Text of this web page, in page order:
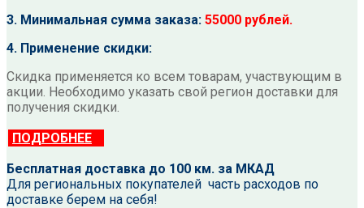
3. Минимальная сумма заказа: 55000 рублей.
4. Применение скидки:
Скидка применяется ко всем товарам, участвующим в
акции. Необходимо указать свой регион доставки для
получения скидки.
ПОДРОБНЕЕ
Бесплатная доставка до 100 км. за МКАД
Для региональных покупателей часть расходов по
доставке берем на себя!